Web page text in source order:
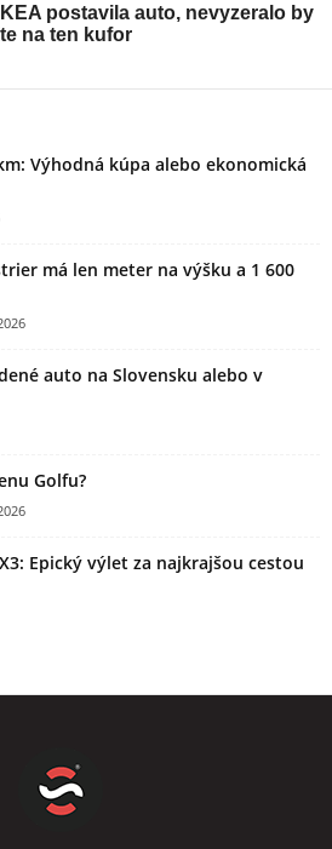
Výhodná kúpa alebo ekonomická
má len meter na výšku a 1 600
auto na Slovensku alebo v
Golfu?
Epický výlet za najkrajšou cestou